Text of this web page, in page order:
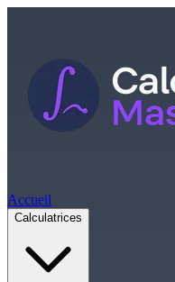
Accueil
Calculatrices